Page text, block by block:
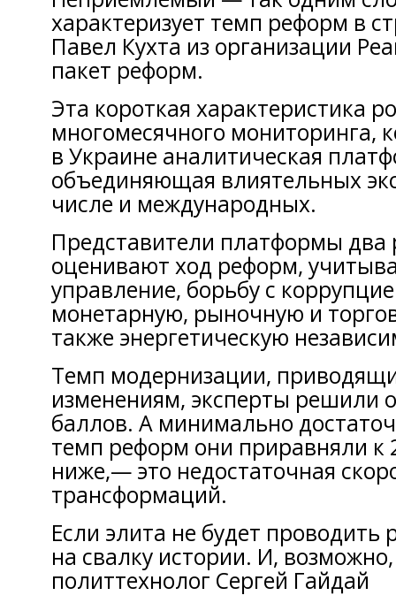
характеризует темп реформ в
Павел Кухта из организации
пакет реформ.
Эта короткая характеристика
многомесячного мониторинга,
в Украине аналитическая
объединяющая влиятельных
числе и международных.
Представители платформы два
оценивают ход реформ,
управление, борьбу с
монетарную, рыночную и
также энергетическую
Темп модернизации,
изменениям, эксперты решили
баллов. А минимально
темп реформ они приравняли к
ниже,— это недостаточная
трансформаций.
Если элита не будет
на свалку истории. И,
политтехнолог Сергей Гайдай